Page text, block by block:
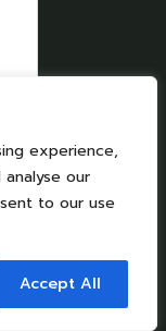
experience,
our
to our use
Accept All